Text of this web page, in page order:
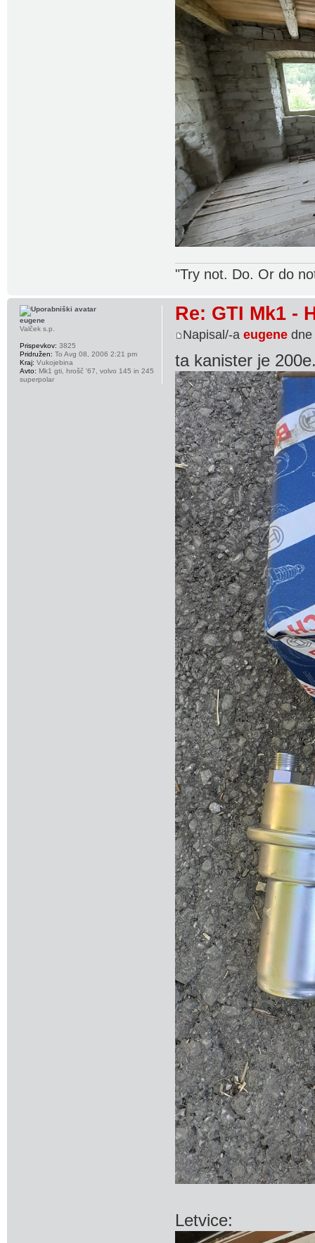
"Try not. Do. Or do
Re: GTI Mk1 -
Napisal/-aeugene dne
ta kanister je
Letvice:
eugene
Valček s.p.
Prispevkov: 3825
Pridružen: To Avg 08, 2006 2:21 pm
Kraj: Vukojebina
Avto: Mk1 gti, hrošč '67, volvo 145 in 245
superpolar